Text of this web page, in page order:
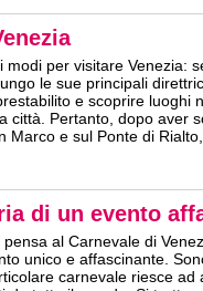
modi per visitare Venezia:
le sue principali
e scoprire luoghi
città. Pertanto, dopo aver
Marco e sul Ponte di
di un evento
pensa al Carnevale di
unico e affascinante.
carnevale riesce ad